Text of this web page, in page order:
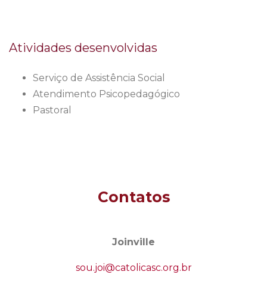
Atividades desenvolvidas
Serviço de Assistência Social
Atendimento Psicopedagógico
Pastoral
Contatos
Joinville
sou.joi@catolicasc.org.br